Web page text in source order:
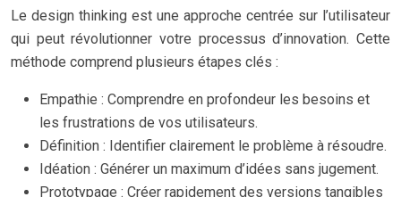
Le design thinking est une approche centrée sur l’utilisateur
qui peut révolutionner votre processus d’innovation. Cette
méthode comprend plusieurs étapes clés :
Empathie : Comprendre en profondeur les besoins et
les frustrations de vos utilisateurs.
Définition : Identifier clairement le problème à résoudre.
Idéation : Générer un maximum d’idées sans jugement.
Prototypage : Créer rapidement des versions tangibles